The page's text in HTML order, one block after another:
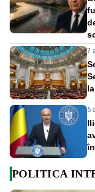
7
6
POLITICA